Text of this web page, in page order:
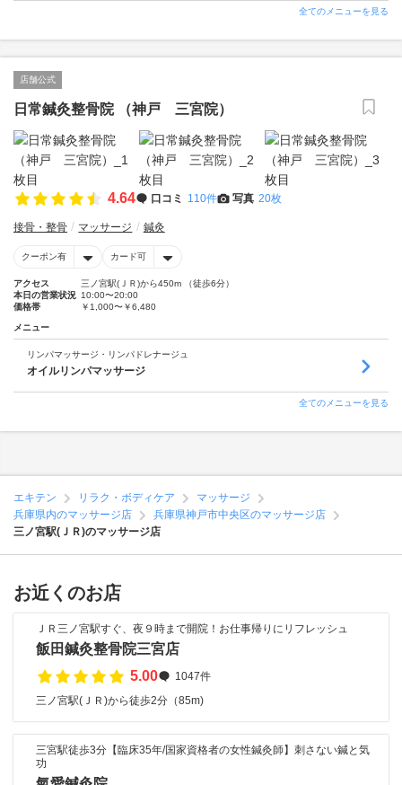
全てのメニューを見る
店舗公式
日常鍼灸整骨院 （神戸 三宮院）
4.64 口コミ 110件 写真 20枚
接骨・整骨 マッサージ 鍼灸
クーポン有 カード可
アクセス
三ノ宮駅(ＪＲ)から450m （徒歩6分）
本日の営業状況 10:00〜20:00
価格帯
￥1,000〜￥6,480
メニュー
リンパマッサージ・リンパドレナージュ
オイルリンパマッサージ
全てのメニューを見る
エキテン リラク・ボディケア
マッサージ
兵庫県内のマッサージ店
兵庫県神戸市中央区のマッサージ店
三ノ宮駅(ＪＲ)のマッサージ店
お近くのお店
ＪＲ三ノ宮駅すぐ、夜９時まで開院！お仕事帰りにリフレッシュ
飯田鍼灸整骨院三宮店
5.00
1047件
三ノ宮駅(ＪＲ)から徒歩2分（85m)
三宮駅徒歩3分【臨床35年/国家資格者の女性鍼灸師】刺さない鍼と気
功